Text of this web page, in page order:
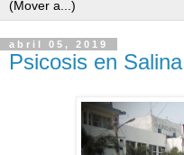
abril 05, 2019
Psicosis en